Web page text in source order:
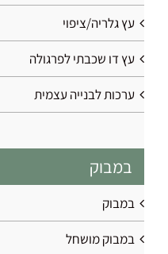
עץ גלריה/ציפוי
עץ דו שכבתי לפרגולה
ערכות לבנייה עצמית
במבוק
במבוק
במבוק מושחל